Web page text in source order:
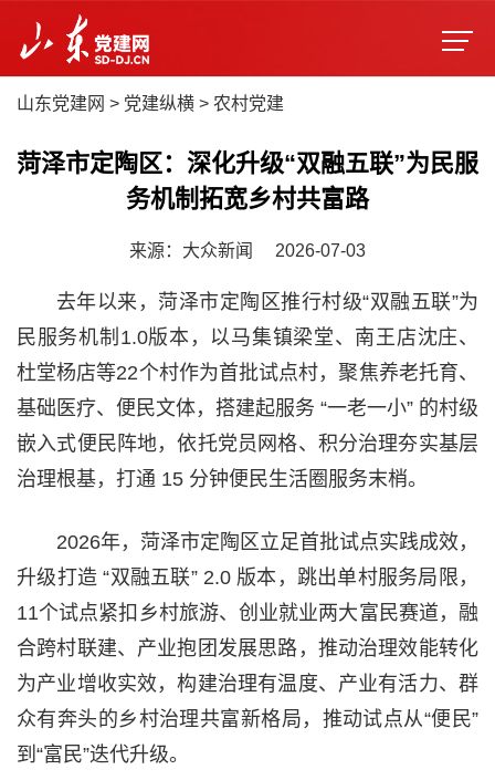
山东党建网 > 党建纵横 > 农村党建
菏泽市定陶区：深化升级“双融五联”为民服
务机制拓宽乡村共富路
来源：大众新闻 2026-07-03
去年以来，菏泽市定陶区推行村级“双融五联”为
民服务机制1.0版本，以马集镇梁堂、南王店沈庄、
杜堂杨店等22个村作为首批试点村，聚焦养老托育、
基础医疗、便民文体，搭建起服务 “一老一小” 的村级
嵌入式便民阵地，依托党员网格、积分治理夯实基层
治理根基，打通 15 分钟便民生活圈服务末梢。
2026年，菏泽市定陶区立足首批试点实践成效，
升级打造 “双融五联” 2.0 版本，跳出单村服务局限，
11个试点紧扣乡村旅游、创业就业两大富民赛道，融
合跨村联建、产业抱团发展思路，推动治理效能转化
为产业增收实效，构建治理有温度、产业有活力、群
众有奔头的乡村治理共富新格局，推动试点从“便民”
到“富民”迭代升级。